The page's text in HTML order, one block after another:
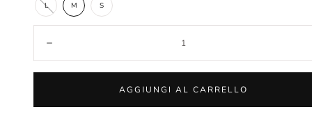
L M S
AGGIUNGI AL CARRELLO